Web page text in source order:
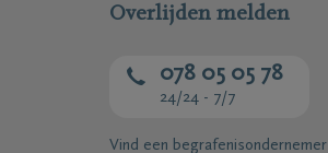
Overlijden melden
078 05 05 78
24/24 - 7/7
Vind een begrafenisondernemer